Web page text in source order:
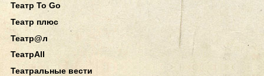
Театр To Go
Театр плюс
Театр@л
ТеатрAll
Театральные вести